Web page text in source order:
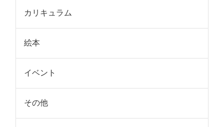
カリキュラム
絵本
イベント
その他